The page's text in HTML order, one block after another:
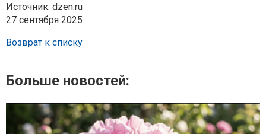
Источник: dzen.ru
27 сентября 2025
Возврат к списку
Больше новостей: